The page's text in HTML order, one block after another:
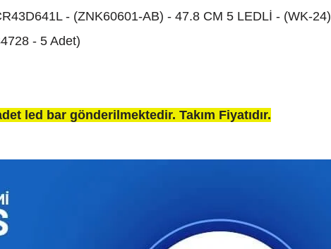
- (ZNK60601-AB) - 47.8 CM 5 LEDLİ - (WK-24)
- 5 Adet)
led bar gönderilmektedir. Takım Fiyatıdır.